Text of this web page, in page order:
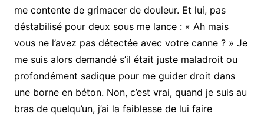
me contente de grimacer de douleur. Et lui, pas
déstabilisé pour deux sous me lance : « Ah mais
vous ne l’avez pas détectée avec votre canne ? » Je
me suis alors demandé s’il était juste maladroit ou
profondément sadique pour me guider droit dans
une borne en béton. Non, c’est vrai, quand je suis au
bras de quelqu’un, j’ai la faiblesse de lui faire